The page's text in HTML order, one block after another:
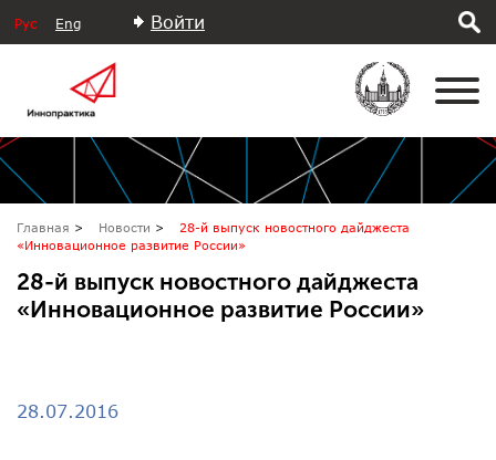
Рус Eng Войти
Главная Новости
28-й выпуск новостного дайджеста
«Инновационное развитие России»
28-й выпуск новостного дайджеста
«Инновационное развитие России»
28.07.2016